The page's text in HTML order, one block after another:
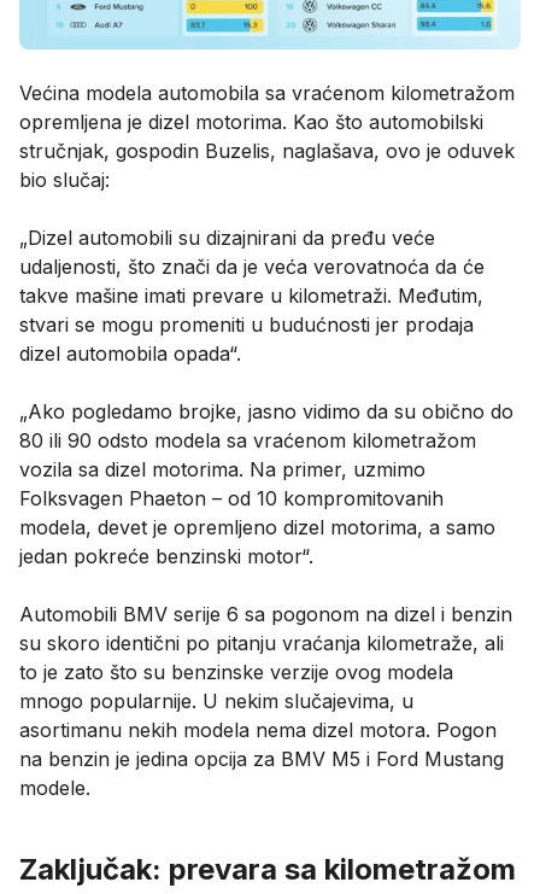
Većina modela automobila sa vraćenom kilometražom
opremljena je dizel motorima. Kao što automobilski
stručnjak, gospodin Buzelis, naglašava, ovo je oduvek
bio slučaj:
„Dizel automobili su dizajnirani da pređu veće
udaljenosti, što znači da je veća verovatnoća da će
takve mašine imati prevare u kilometraži. Međutim,
stvari se mogu promeniti u budućnosti jer prodaja
dizel automobila opada“.
„Ako pogledamo brojke, jasno vidimo da su obično do
80 ili 90 odsto modela sa vraćenom kilometražom
vozila sa dizel motorima. Na primer, uzmimo
Folksvagen Phaeton – od 10 kompromitovanih
modela, devet je opremljeno dizel motorima, a samo
jedan pokreće benzinski motor“.
Automobili BMV serije 6 sa pogonom na dizel i benzin
su skoro identični po pitanju vraćanja kilometraže, ali
to je zato što su benzinske verzije ovog modela
mnogo popularnije. U nekim slučajevima, u
asortimanu nekih modela nema dizel motora. Pogon
na benzin je jedina opcija za BMV M5 i Ford Mustang
modele.
Zaključak: prevara sa kilometražom